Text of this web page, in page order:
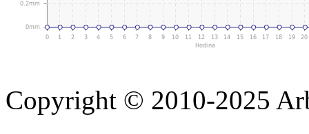
Copyright © 2010-2025